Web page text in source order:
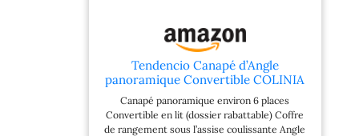
Tendencio Canapé d’Angle
panoramique Convertible COLINIA
Effet Nuage en Tissu - 6 Places - 325
cm (Marron)
Canapé panoramique environ 6 places
Convertible en lit (dossier rabattable) Coffre
de rangement sous l’assise coulissante Angle